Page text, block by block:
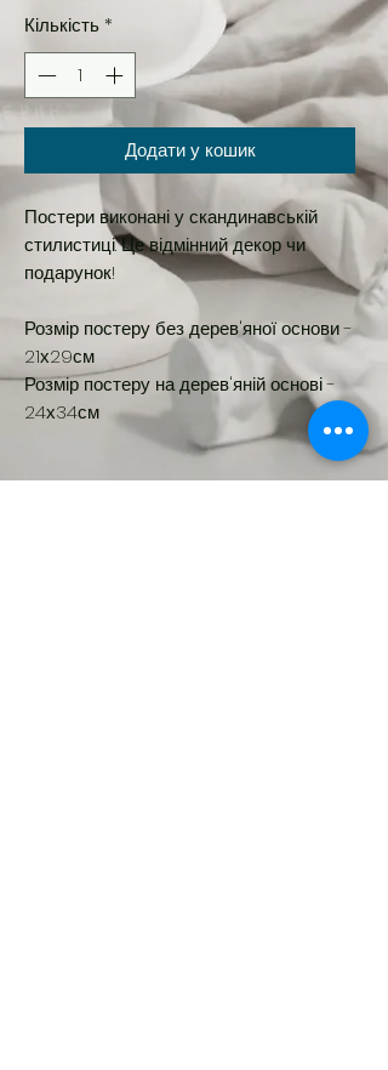
Кількість*
Додати у кошик
Постери виконані у скандинавській
стилистиці. Це відмінний декор чи
подарунок!
Розмір постеру без дерев'яної основи -
21х29см
Розмір постеру на дерев'яній основі -
24х34см